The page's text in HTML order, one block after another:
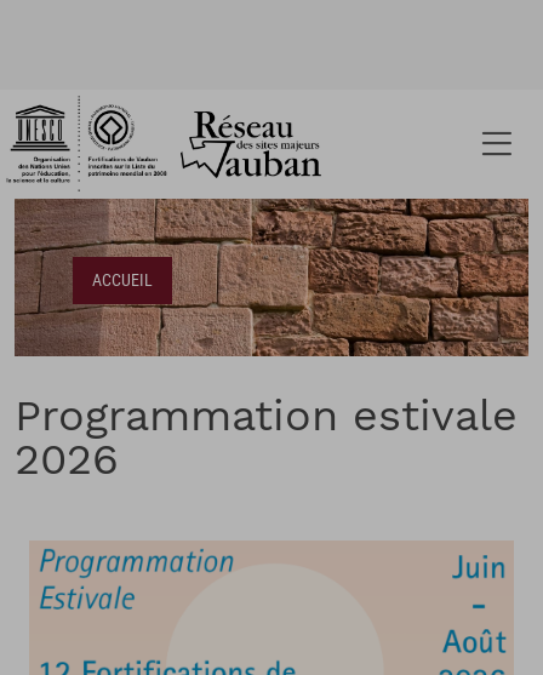
Fil d'Ariane
ACCUEIL
Programmation estivale
2026